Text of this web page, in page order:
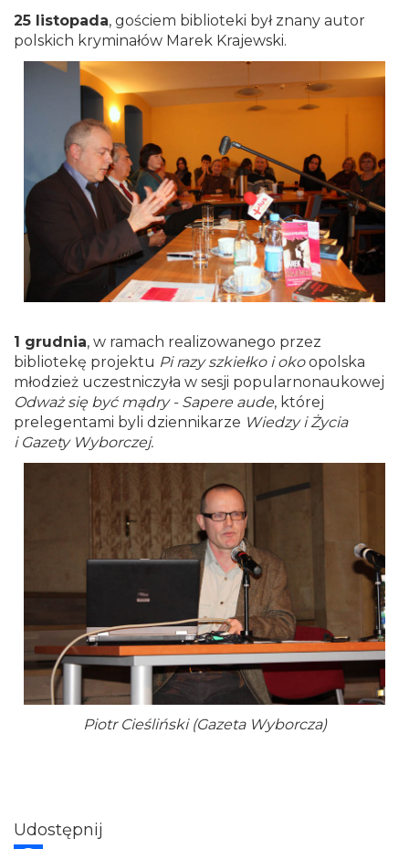
25 listopada, gościem biblioteki był znany autor
polskich kryminałów Marek Krajewski.
1 grudnia, w ramach realizowanego przez
bibliotekę projektu Pi razy szkiełko i okoopolska
młodzież uczestniczyła w sesji popularnonaukowej
Odważ się być mądry - Sapere aude, której
prelegentami byli dziennikarze Wiedzy i Życia
i Gazety Wyborczej.
Piotr Cieśliński (Gazeta Wyborcza)
Udostępnij